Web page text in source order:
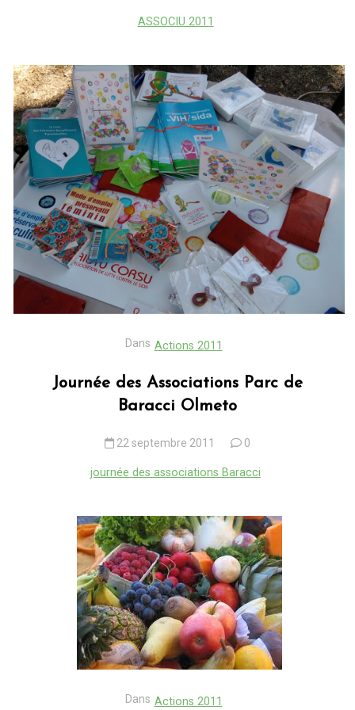
ASSOCIU 2011
Dans Actions 2011
Journée des Associations Parc de
Baracci Olmeto
22 septembre 2011 0
journée des associations Baracci
Dans Actions 2011